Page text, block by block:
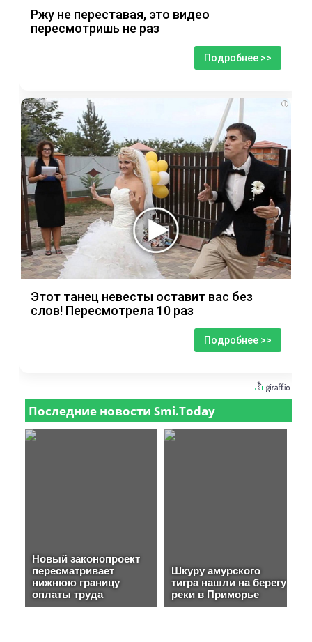
Ржу не переставая, это видео
пересмотришь не раз
Подробнее >>
i
Этот танец невесты оставит вас без
слов! Пересмотрела 10 раз
Подробнее >>